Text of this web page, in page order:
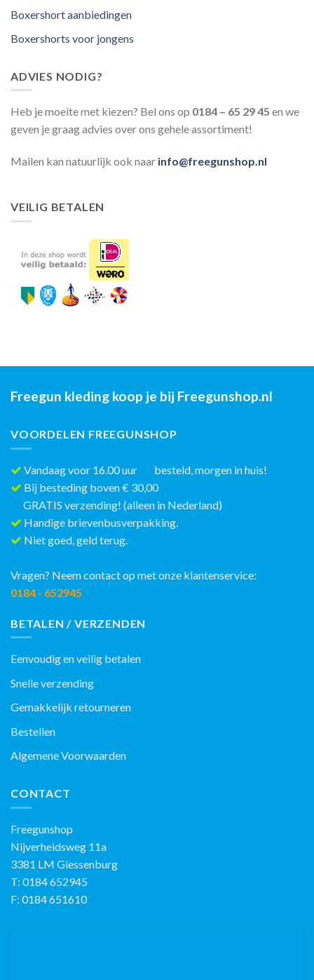
Boxershort aanbiedingen
Boxershorts voor jongens
ADVIES NODIG?
Heb je moeite met kiezen? Bel ons op 0184 – 65 29 45 en we
geven je graag advies over ons gehele assortiment!
Mailen kan natuurlijk ook naar info@freegunshop.nl
VEILIG BETALEN
Freegun kleding koop je bij Freegunshop.nl
VOORDELEN FREEGUNSHOP
Vandaag voor 16.00 uur besteld, morgen in huis!
Bij besteding boven € 30,00
GRATIS verzending! (alleen in Nederland)
Handige brievenbusverpakking.
Niet goed, geld terug.
Vragen? Neem contact op met onze klantenservice:
0184 - 652945
BETALEN / VERZENDEN
Eenvoudig en veilig betalen
Snelle verzending
Gemakkelijk retourneren
Bestellen
Algemene Voorwaarden
CONTACT
Freegunshop
Nijverheidsweg 11a
3381 LM Giessenburg
T: 0184 652945
F: 0184 651610